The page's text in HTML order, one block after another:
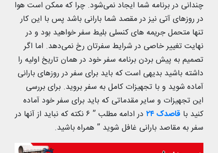
چندانی در برنامه شما ایجاد نمی‌شود. چرا که ممکن است هوا
در روزهای آتی نیز در مقصد شما بارانی باشد پس با این کار
تنها متحمل جریمه های کنسلی بلیط سفر خواهید بود و در
نهایت تغییر خاصی در شرایط سفرتان رخ نمی‌دهد. اما اگر
تصمیم به پیش بردن برنامه سفر خود در همان تاریخ اولیه را
داشته باشید بدیهی است که باید برای سفر در روزهای بارانی
آماده شوید و با تجهیزات کامل به سفر بروید. برای بررسی
این تجهیزات و سایر مقدماتی که باید برای سفر خود آماده
کنید با قاصدک ۲۴
در ادامه مطلب ” ۶ نکته که نباید از آنها در
سفر به مقاصد بارانی غافل شوید ” همراه باشید.